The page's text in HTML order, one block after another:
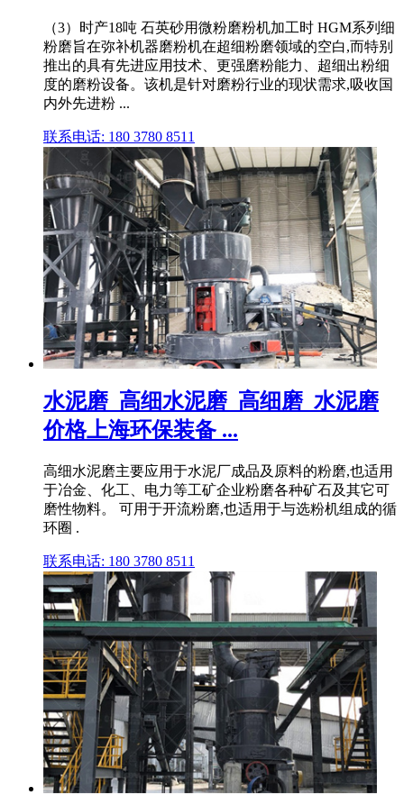
（3）时产18吨 石英砂用微粉磨粉机加工时 HGM系列细
粉磨旨在弥补机器磨粉机在超细粉磨领域的空白,而特别
推出的具有先进应用技术、更强磨粉能力、超细出粉细
度的磨粉设备。该机是针对磨粉行业的现状需求,吸收国
内外先进粉 ...
联系电话: 180 3780 8511
水泥磨_高细水泥磨_高细磨_水泥磨
价格上海环保装备 ...
高细水泥磨主要应用于水泥厂成品及原料的粉磨,也适用
于冶金、化工、电力等工矿企业粉磨各种矿石及其它可
磨性物料。 可用于开流粉磨,也适用于与选粉机组成的循
环圈 .
联系电话: 180 3780 8511